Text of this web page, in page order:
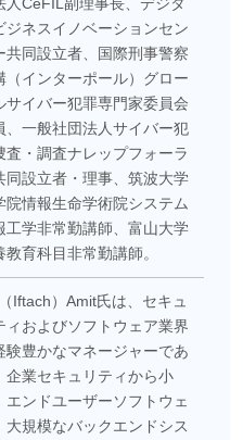
ジネスイノベーションセン
共同設立者、国際刑事警察
（インターポール）グロー
サイバー犯罪専門家委員会
、一般社団法人サイバー犯
査・調査ナレップフォーラ
同設立者・理事、筑波大学
院情報生命学術院システム
工学非常勤講師、富山大学
教育科目非常勤講師。
Iftach）Amit氏は、セキュ
ィおよびソフトウェア業界
験豊かなマネージャーであ
企業セキュリティから小
エンドユーザーソフトウェ
大規模なバックエンドシス